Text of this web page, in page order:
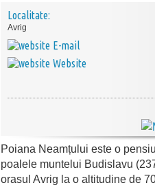
Localitate:
Avrig
E-mail
Website
Poiana Neamțului este o
poalele muntelui Budislavu
orasul Avrig la o altitudine de